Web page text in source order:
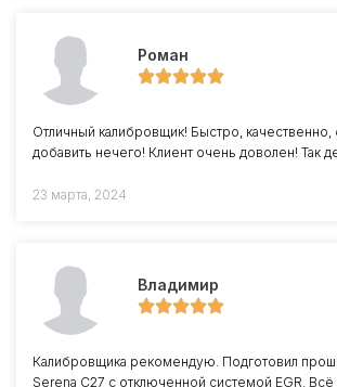
Роман
Отличный калибровщик! Быстро, качественно,
добавить нечего! Клиент очень доволен! Так
23 марта, 2024
Владимир
Калибровщика рекомендую. Подготовил
Serena C27 с отключенной системой EGR.